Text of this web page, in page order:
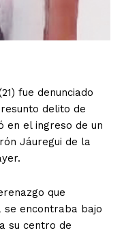
fue denunciado
delito de
en el ingreso de un
Jáuregui de la
que
se encontraba bajo
su centro de